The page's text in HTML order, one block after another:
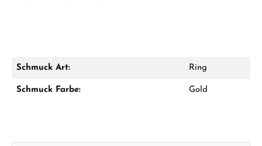
Schmuck Art: Ring
Schmuck Farbe: Gold